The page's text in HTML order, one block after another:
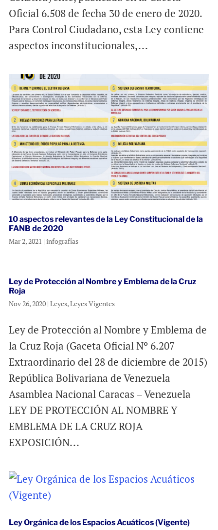
Oficial 6.508 de fecha 30 de enero de 2020.
Para Control Ciudadano, esta Ley contiene
aspectos inconstitucionales,...
10 aspectos relevantes de la Ley Constitucional de la
FANB de 2020
Mar 2, 2021 | infografías
Ley de Protección al Nombre y Emblema de la Cruz
Roja
Nov 26, 2020| Leyes,Leyes Vigentes
Ley de Protección al Nombre y Emblema de
la Cruz Roja (Gaceta Oficial Nº 6.207
Extraordinario del 28 de diciembre de 2015)
República Bolivariana de Venezuela
Asamblea Nacional Caracas – Venezuela
LEY DE PROTECCIÓN AL NOMBRE Y
EMBLEMA DE LA CRUZ ROJA
EXPOSICIÓN...
Ley Orgánica de los Espacios Acuáticos (Vigente)